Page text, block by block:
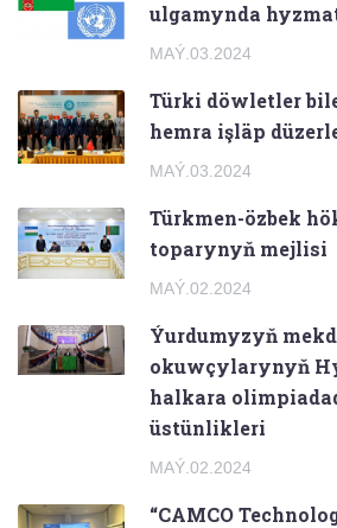
ulgamynda
MAÝ.03.2024
Türki döwletler
hemra işläp
MAÝ.03.2024
Türkmen-özbek
toparynyň mejlisi
MAÝ.02.2024
Ýurdumyzyň
okuwçylarynyň
halkara
üstünlikleri
MAÝ.02.2024
“CAMCO